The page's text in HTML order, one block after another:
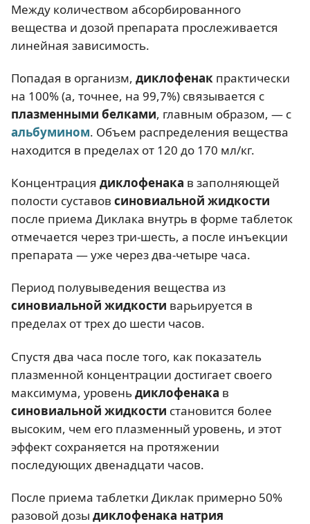
Между количеством абсорбированного
вещества и дозой препарата прослеживается
линейная зависимость.
Попадая в организм, диклофенак практически
на 100% (а, точнее, на 99,7%) связывается с
плазменными белками, главным образом, — с
альбумином. Объем распределения вещества
находится в пределах от 120 до 170 мл/кг.
Концентрация диклофенака в заполняющей
полости суставов синовиальной жидкости
после приема Диклака внутрь в форме таблеток
отмечается через три-шесть, а после инъекции
препарата — уже через два-четыре часа.
Период полувыведения вещества из
синовиальной жидкости варьируется в
пределах от трех до шести часов.
Спустя два часа после того, как показатель
плазменной концентрации достигает своего
максимума, уровеньдиклофенака в
синовиальной жидкости становится более
высоким, чем его плазменный уровень, и этот
эффект сохраняется на протяжении
последующих двенадцати часов.
После приема таблетки Диклак примерно 50%
разовой дозы диклофенака натрия